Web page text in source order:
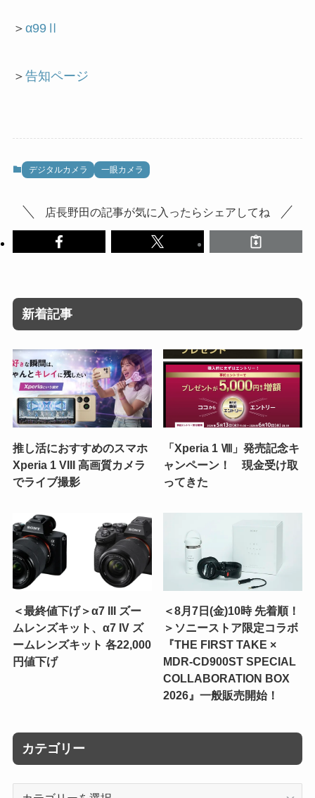
＞ α99Ⅱ
＞ 告知ページ
デジタルカメラ 一眼カメラ
店長野田の記事が気に入ったらシェアしてね
新着記事
推し活におすすめのスマホ
Xperia 1 VIII 高画質カメラ
でライブ撮影
「Xperia 1 Ⅷ」発売記念キ
ャンペーン！ 現金受け取
ってきた
＜最終値下げ＞α7 III ズー
ムレンズキット、α7 IV ズ
ームレンズキット 各22,000
円値下げ
＜8月7日(金)10時 先着順！
＞ソニーストア限定コラボ
『THE FIRST TAKE ×
MDR-CD900ST SPECIAL
COLLABORATION BOX
2026』一般販売開始！
カテゴリー